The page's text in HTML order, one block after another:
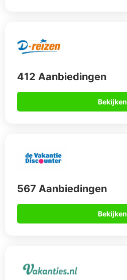
412 Aanbiedingen
Bekijken
567 Aanbiedingen
Bekijken